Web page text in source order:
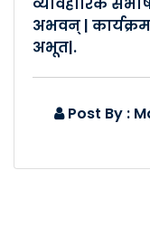
व्यावहारिकं
अभवन् |
अभूत|.
Post By :